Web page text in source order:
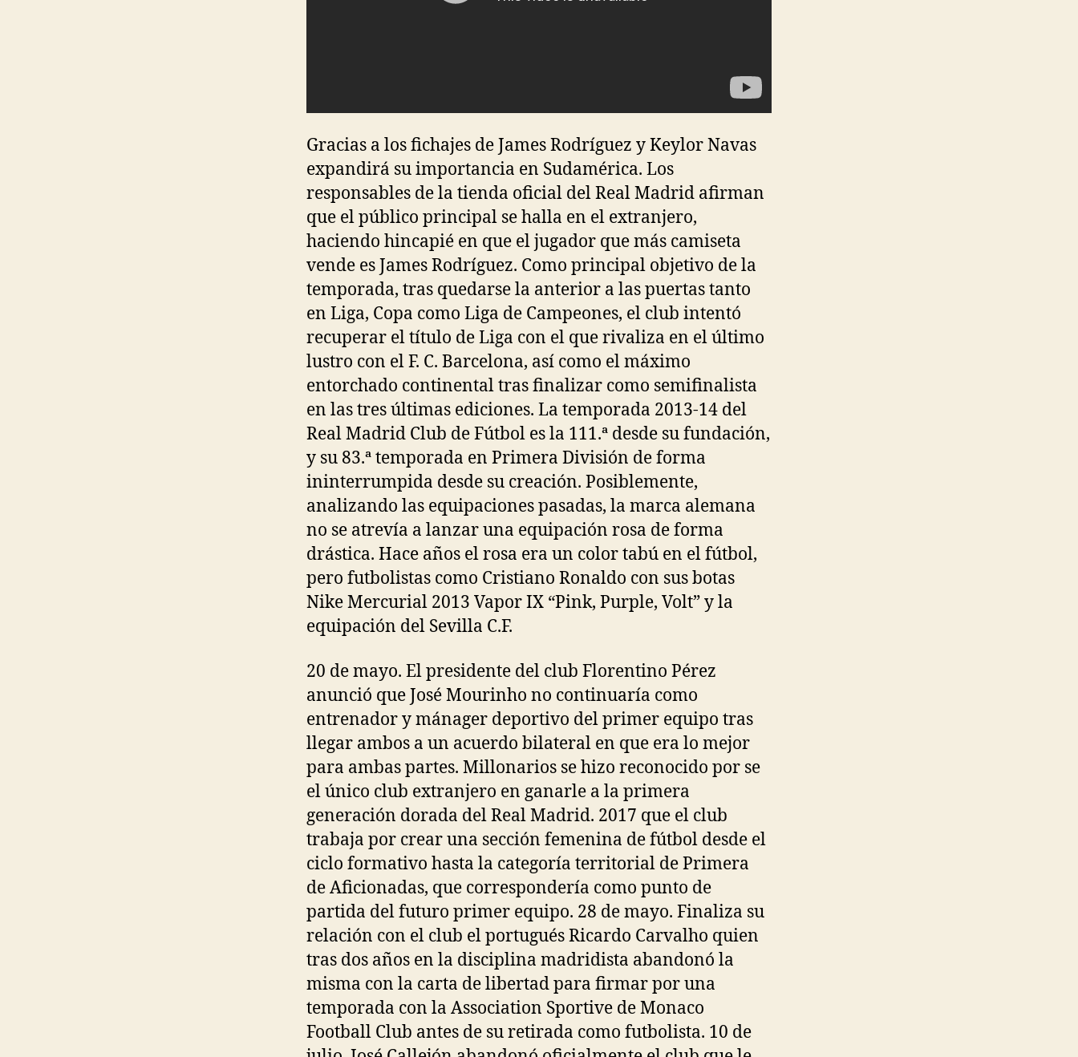
Gracias a los fichajes de James Rodríguez y Keylor Navas
expandirá su importancia en Sudamérica. Los
responsables de la tienda oficial del Real Madrid afirman
que el público principal se halla en el extranjero,
haciendo hincapié en que el jugador que más camiseta
vende es James Rodríguez. Como principal objetivo de la
temporada, tras quedarse la anterior a las puertas tanto
en Liga, Copa como Liga de Campeones, el club intentó
recuperar el título de Liga con el que rivaliza en el último
lustro con el F. C. Barcelona, así como el máximo
entorchado continental tras finalizar como semifinalista
en las tres últimas ediciones. La temporada 2013-14 del
Real Madrid Club de Fútbol es la 111.ª desde su fundación,
y su 83.ª temporada en Primera División de forma
ininterrumpida desde su creación. Posiblemente,
analizando las equipaciones pasadas, la marca alemana
no se atrevía a lanzar una equipación rosa de forma
drástica. Hace años el rosa era un color tabú en el fútbol,
pero futbolistas como Cristiano Ronaldo con sus botas
Nike Mercurial 2013 Vapor IX “Pink, Purple, Volt” y la
equipación del Sevilla C.F.
20 de mayo. El presidente del club Florentino Pérez
anunció que José Mourinho no continuaría como
entrenador y mánager deportivo del primer equipo tras
llegar ambos a un acuerdo bilateral en que era lo mejor
para ambas partes. Millonarios se hizo reconocido por se
el único club extranjero en ganarle a la primera
generación dorada del Real Madrid. 2017 que el club
trabaja por crear una sección femenina de fútbol desde el
ciclo formativo hasta la categoría territorial de Primera
de Aficionadas, que correspondería como punto de
partida del futuro primer equipo. 28 de mayo. Finaliza su
relación con el club el portugués Ricardo Carvalho quien
tras dos años en la disciplina madridista abandonó la
misma con la carta de libertad para firmar por una
temporada con la Association Sportive de Monaco
Football Club antes de su retirada como futbolista. 10 de